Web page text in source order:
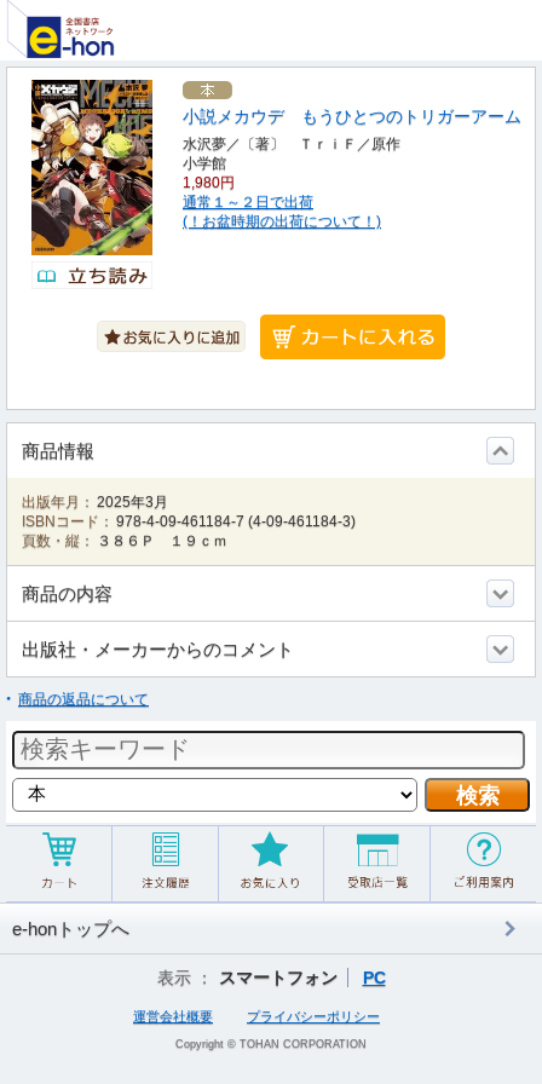
小説メカウデ もうひとつのトリガーアーム
水沢夢／〔著〕 ＴｒｉＦ／原作
小学館
1,980円
通常１～２日で出荷
(！お盆時期の出荷について！)
商品情報
出版年月： 2025年3月
ISBNコード： 978-4-09-461184-7 (4-09-461184-3)
頁数・縦：
３８６Ｐ １９ｃｍ
商品の内容
出版社・メーカーからのコメント
商品の返品について
e-honトップへ
表示 ： スマートフォン PC
運営会社概要 プライバシーポリシー
Copyright © TOHAN CORPORATION